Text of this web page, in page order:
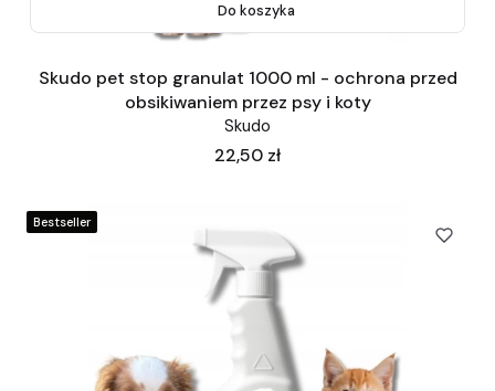
Do koszyka
Skudo pet stop granulat 1000 ml - ochrona przed
obsikiwaniem przez psy i koty
Skudo
Cena
22,50 zł
Bestseller